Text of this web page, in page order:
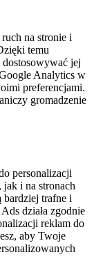
na stronie i
temu
jej
Analytics w
preferencjami.
gromadzenie
personalizacji
jak i na stronach
bardziej trafne i
działa zgodnie
reklam do
aby Twoje